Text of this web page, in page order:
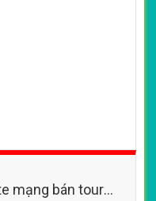
mạng bán tour